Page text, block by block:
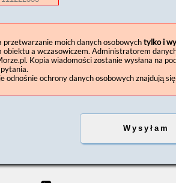
przetwarzanie moich danych osobowychtylko i
obiektu a wczasowiczem. Administratorem
Kopia wiadomości zostanie wysłana na
odnośnie ochrony danych osobowych znajdują